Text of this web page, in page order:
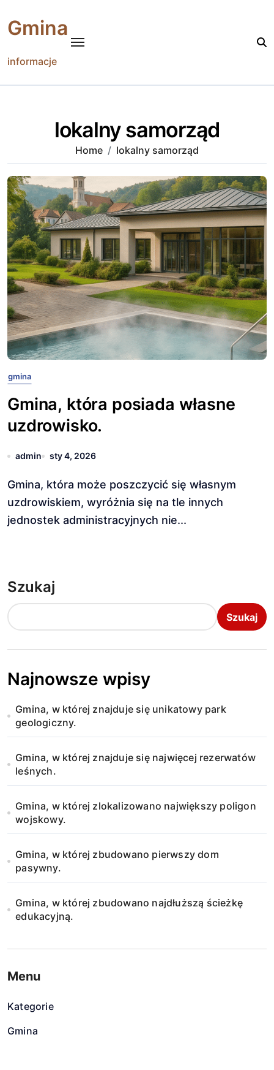
content
Gmina
informacje
lokalny samorząd
Home lokalny samorząd
gmina
Gmina, która posiada własne
uzdrowisko.
admin sty 4, 2026
Gmina, która może poszczycić się własnym
uzdrowiskiem, wyróżnia się na tle innych
jednostek administracyjnych nie...
Szukaj
Szukaj
Najnowsze wpisy
Gmina, w której znajduje się unikatowy park
geologiczny.
Gmina, w której znajduje się najwięcej rezerwatów
leśnych.
Gmina, w której zlokalizowano największy poligon
wojskowy.
Gmina, w której zbudowano pierwszy dom
pasywny.
Gmina, w której zbudowano najdłuższą ścieżkę
edukacyjną.
Menu
Kategorie
Gmina